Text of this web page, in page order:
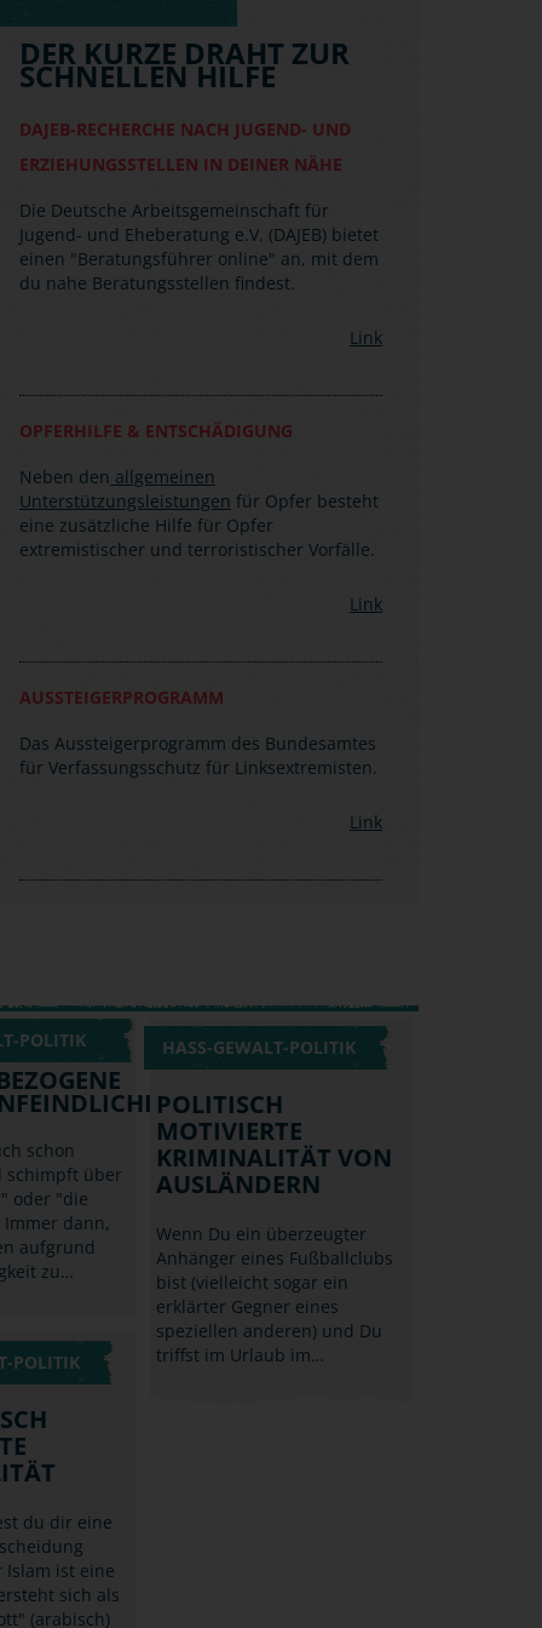
Themenfeld linker Militanz spielt.
DER KURZE DRAHT ZUR
SCHNELLEN HILFE
DAJEB-RECHERCHE NACH JUGEND- UND
ERZIEHUNGSSTELLEN IN DEINER NÄHE
Die Deutsche Arbeitsgemeinschaft für
Jugend- und Eheberatung e.V. (DAJEB) bietet
einen "Beratungsführer online" an, mit dem
du nahe Beratungsstellen findest.
Link
OPFERHILFE & ENTSCHÄDIGUNG
Neben den allgemeinen
Unterstützungsleistungen für Opfer besteht
eine zusätzliche Hilfe für Opfer
extremistischer und terroristischer Vorfälle.
Link
AUSSTEIGERPROGRAMM
Das Aussteigerprogramm des Bundesamtes
für Verfassungsschutz für Linksextremisten.
Link
POLITIK
schon
schimpft über
oder "die
dann,
aufgrund
zu…
HASS-GEWALT-POLITIK
POLITISCH
MOTIVIERTE
KRIMINALITÄT VON
AUSLÄNDERN
Wenn Du ein überzeugter
Anhänger eines Fußballclubs
bist (vielleicht sogar ein
erklärter Gegner eines
speziellen anderen) und Du
triffst im Urlaub im…
POLITIK
du dir eine
Islam ist eine
sich als
(arabisch)